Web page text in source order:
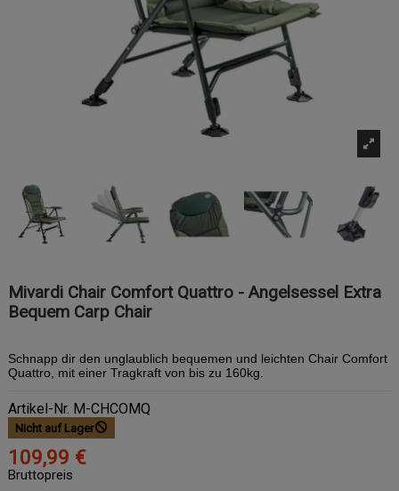
Mivardi Chair Comfort Quattro - Angelsessel Extra
Bequem Carp Chair
Schnapp dir den unglaublich bequemen und leichten Chair Comfort
Quattro, mit einer Tragkraft von bis zu 160kg.
Artikel-Nr. M-CHCOMQ
Nicht auf Lager
109,99 €
Bruttopreis